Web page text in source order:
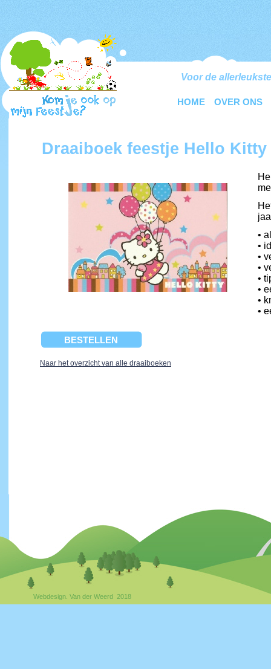
HOME OVER ONS
Webdesign. Van der Weerd 2018
Voor de
Draaiboek feestje Hello Kitty
•
•
•
•
•
•
•
•
Naar het overzicht van alle draaiboeken
BESTELLEN